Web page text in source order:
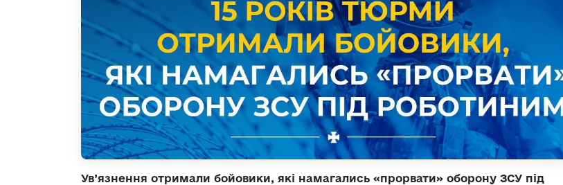
Ув’язнення отримали бойовики, які намагались «прорвати» оборону ЗСУ під